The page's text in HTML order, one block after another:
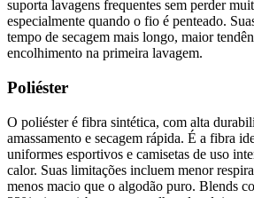
suporta lavagens frequentes sem perder
especialmente quando o fio é penteado.
tempo de secagem mais longo, maior
encolhimento na primeira lavagem.
Poliéster
O poliéster é fibra sintética, com alta
amassamento e secagem rápida. É a fibra
uniformes esportivos e camisetas de uso
calor. Suas limitações incluem menor
menos macio que o algodão puro. Blends